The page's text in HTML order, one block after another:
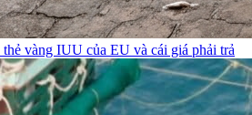
vàng IUU của EU và cái giá phải trả